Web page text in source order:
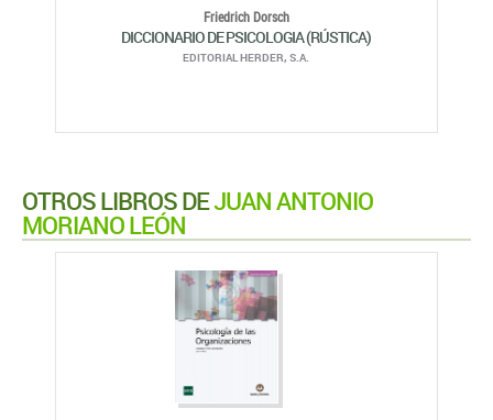
Friedrich Dorsch
DICCIONARIO DE PSICOLOGIA (RÚSTICA)
EDITORIAL HERDER, S.A.
OTROS LIBROS DEJUAN ANTONIO
MORIANO LEÓN